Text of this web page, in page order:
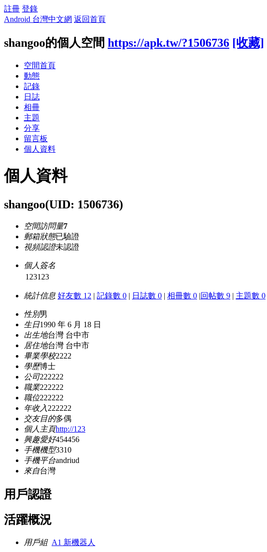
註冊 登錄
Android 台灣中文網 返回首頁
shangoo的個人空間 https://apk.tw/?1506736 [收藏]
空間首頁
動態
記錄
日誌
相冊
主題
分享
留言板
個人資料
個人資料
shangoo(UID: 1506736)
空間訪問量7
郵箱狀態已驗證
視頻認證未認證
個人簽名
123123
統計信息 好友數 12 | 記錄數 0 | 日誌數 0 | 相冊數 0 |回帖數 9 | 主題數 0
性別男
生日1990 年 6 月 18 日
出生地台灣 台中市
居住地台灣 台中市
畢業學校2222
學歷博士
公司222222
職業222222
職位222222
年收入 222222
交友目的多偶
個人主頁http://123
興趣愛好454456
手機機型3310
手機平台andriud
來自台灣
用戶認證
活躍概況
用戶組 A1 新機器人